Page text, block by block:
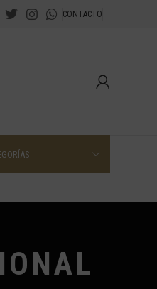
CONTACTO